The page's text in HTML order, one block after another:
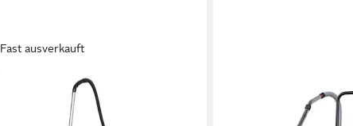
Fast ausverkauft
Nass-Trocken-Sauger
Nass-Trocken-Sauger